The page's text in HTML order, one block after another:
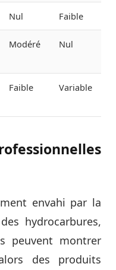
Nul Faible
Modéré Nul
Faible Variable
envahi par la
hydrocarbures,
peuvent montrer
des produits